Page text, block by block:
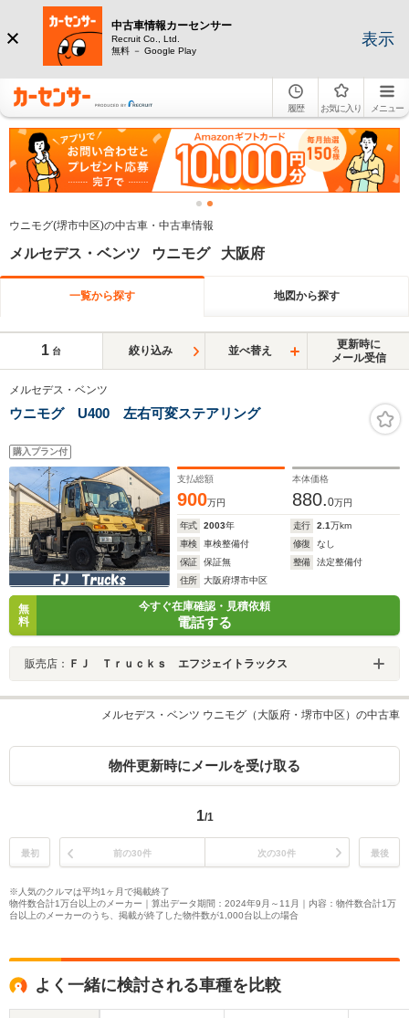
中古車情報カーセンサー
Recruit Co., Ltd.
無料 － Google Play
表示
履歴 お気に入り メニュー
ウニモグ(堺市中区)の中古車・中古車情報
メルセデス・ベンツ ウニモグ 大阪府
一覧から探す 地図から探す
1 台 絞り込み 並べ替え
更新時に
メール受信
メルセデス・ベンツ
ウニモグ U400 左右可変ステアリング
購入プラン付
支払総額
900万円
本体価格
880.0万円
年式 2003年 走行 2.1万km
車検
車検整備付 修復
なし
保証
保証無 整備
法定整備付
住所
大阪府堺市中区
無
料
今すぐ在庫確認・見積依頼
電話する
販売店： ＦＪ Ｔｒｕｃｋｓ エフジェイトラックス
メルセデス・ベンツ ウニモグ（大阪府・堺市中区）の中古車
物件更新時にメールを受け取る
1/1
最初 前の30件 次の30件 最後
※人気のクルマは平均1ヶ月で掲載終了
物件数合計1万台以上のメーカー｜算出データ期間：2024年9月～11月｜内容：物件数合計1万
台以上のメーカーのうち、掲載が終了した物件数が1,000台以上の場合
よく一緒に検討される車種を比較